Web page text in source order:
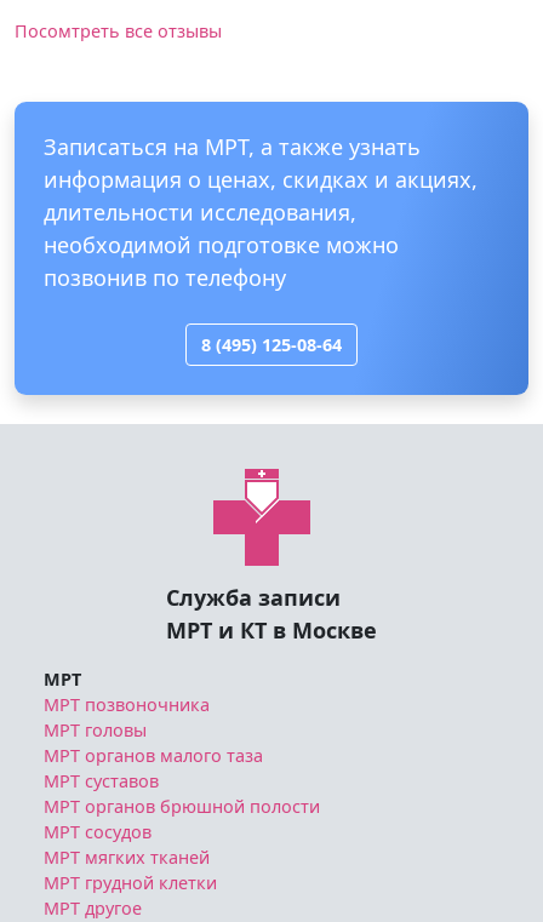
Посомтреть все отзывы
Записаться на МРТ, а также узнать
информация о ценах, скидках и акциях,
длительности исследования,
необходимой подготовке можно
позвонив по телефону
8 (495) 125-08-64
Служба записи
МРТ и КТ в Москве
МРТ
МРТ позвоночника
МРТ головы
МРТ органов малого таза
МРТ суставов
МРТ органов брюшной полости
МРТ сосудов
МРТ мягких тканей
МРТ грудной клетки
МРТ другое